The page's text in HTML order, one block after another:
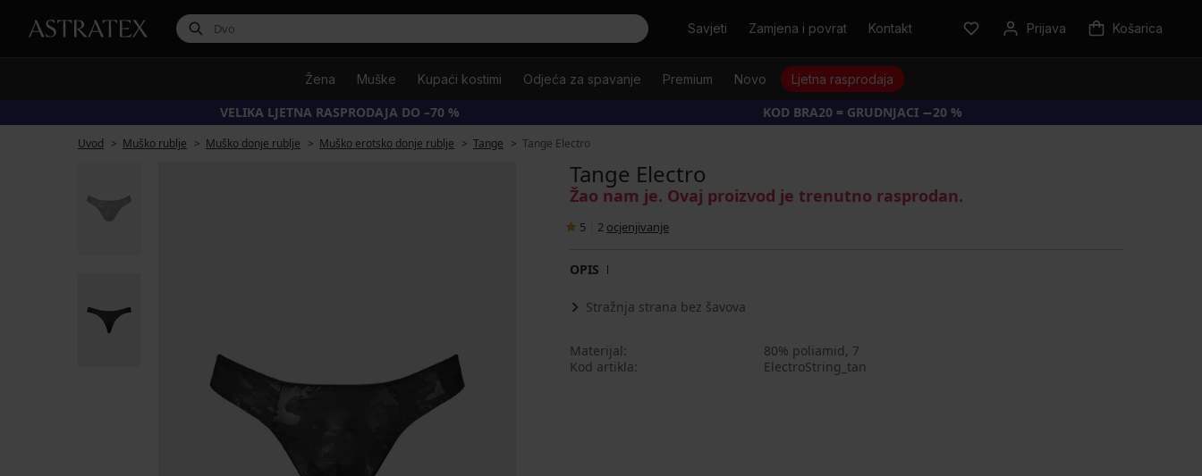
TražitiSavjeti Zamjena i povrat Kontakt Prijava Košarica
Žena Muške Kupaći kostimi Odjeća za spavanje Premium Novo Ljetna rasprodaja
VELIKA LJETNA RASPRODAJA DO –70 % KOD BRA20 = GRUDNJACI −20 %
Uvod Muško rublje Muško donje rublje Muško erotsko donje rublje Tange Tange Electro
Tange Electro
Žao nam je. Ovaj proizvod je trenutno rasprodan.
5 2 ocjenjivanje
OPIS
Stražnja strana bez šavova
Materijal
80% poliamid, 7
Kod artikla
ElectroString_tan